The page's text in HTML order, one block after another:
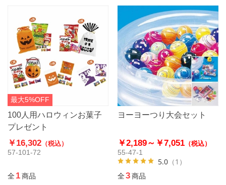
最大5%OFF
100人用ハロウィンお菓子
プレゼント
￥16,302 （税込）
57-101-72
全1商品
ヨーヨーつり大会セット
￥2,189～ ￥7,051（税込）
55-47-1
5.0（1）
全3商品